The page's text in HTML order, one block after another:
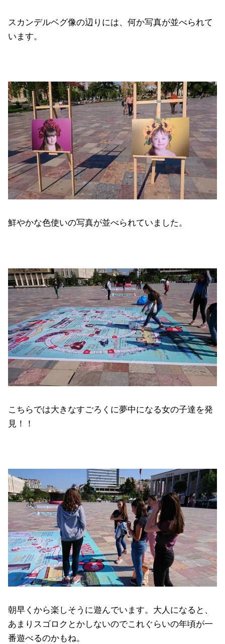
スカンデルベグ像の辺りには、何か写真が並べられて
います。
鮮やかな色使いの写真が並べられていました。
こちらでは大きなすごろくに夢中になる女の子達を発
見！！
朝早くから楽しそうに遊んでいます。大人になると、
あまりスゴロクとかしないのでこれぐらいの年頃が一
番遊べるのかもね。